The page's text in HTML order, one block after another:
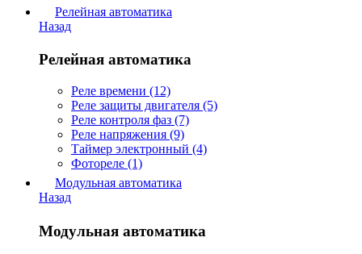
Релейная автоматика
Назад
Релейная автоматика
Реле времени (12)
Реле защиты двигателя (5)
Реле контроля фаз (7)
Реле напряжения (9)
Таймер электронный (4)
Фотореле (1)
Модульная автоматика
Назад
Модульная автоматика